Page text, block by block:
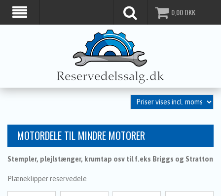
0,00DKK
MOTORDELE TIL MINDRE MOTORER
Stempler, plejlstænger, krumtap osv til f.eks Briggs og Stratton
Plæneklipper reservedele